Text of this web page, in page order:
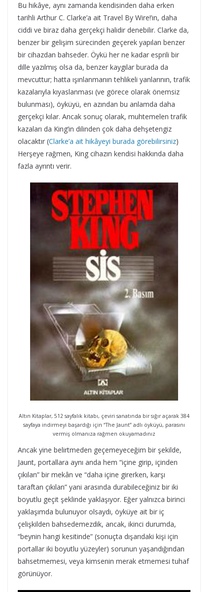
Bu hikâye, aynı zamanda kendisinden daha erken
tarihli Arthur C. Clarke’a ait Travel By Wire!’ın, daha
ciddi ve biraz daha gerçekçi halidir denebilir. Clarke da,
benzer bir gelişim sürecinden geçerek yapılan benzer
bir cihazdan bahseder. Öykü her ne kadar esprili bir
dille yazılmış olsa da, benzer kaygılar burada da
mevcuttur; hatta ışınlanmanın tehlikeli yanlarının, trafik
kazalarıyla kıyaslanması (ve görece olarak önemsiz
bulunması), öyküyü, en azından bu anlamda daha
gerçekçi kılar. Ancak sonuç olarak, muhtemelen trafik
kazaları da King’in dilinden çok daha dehşetengiz
olacaktır (Clarke’a ait hikâyeyi burada görebilirsiniz)
Herşeye rağmen, King cihazın kendisi hakkında daha
fazla ayrıntı verir.
Altın Kitaplar, 512 sayfalık kitabı, çeviri sanatında bir sığır açarak 384
sayfaya indirmeyi başardığı için “The Jaunt” adlı öyküyü, parasını
vermiş olmanıza rağmen okuyamadınız
Ancak yine belirtmeden geçemeyeceğim bir şekilde,
Jaunt, portallara aynı anda hem “içine girip, içinden
çıkılan” bir mekân ve “daha içine girerken, karşı
taraftan çıkılan” yani arasında durabileceğiniz bir iki
boyutlu geçit şeklinde yaklaşıyor. Eğer yalnızca birinci
yaklaşımda bulunuyor olsaydı, öyküye ait bir iç
çelişkilden bahsedemezdik, ancak, ikinci durumda,
“beynin hangi kesitinde” (sonuçta dışarıdaki kişi için
portallar iki boyutlu yüzeyler) sorunun yaşandığından
bahsetmemesi, veya kimsenin merak etmemesi tuhaf
görünüyor.